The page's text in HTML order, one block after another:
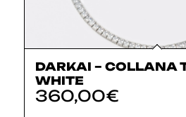
DARKAI – COLLANA
WHITE
360,00€